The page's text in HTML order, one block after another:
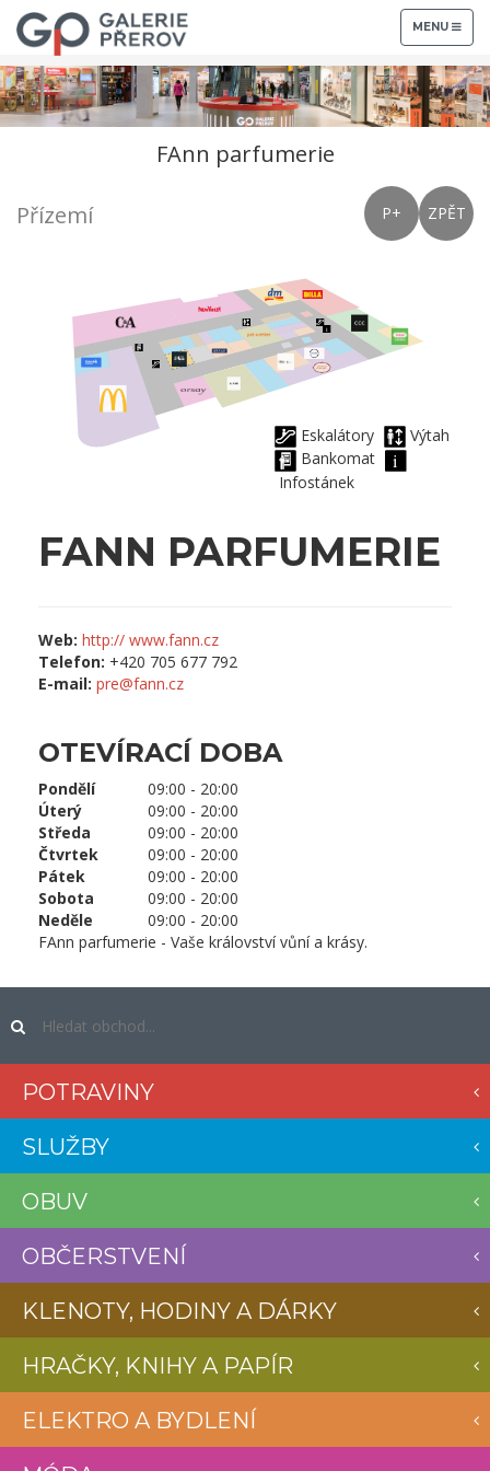
TOGGLE
NAVIGATION
MENU
FAnn parfumerie
Přízemí ZPĚT
P+
Eskalátory
Výtah
Bankomat
Infostánek
FANN PARFUMERIE
Web: http:// www.fann.cz
Telefon: +420 705 677 792
E-mail: pre@fann.cz
OTEVÍRACÍ DOBA
Pondělí
09:00 - 20:00
Úterý
09:00 - 20:00
Středa
09:00 - 20:00
Čtvrtek
09:00 - 20:00
Pátek
09:00 - 20:00
Sobota
09:00 - 20:00
Neděle
09:00 - 20:00
FAnn parfumerie - Vaše království vůní a krásy.
POTRAVINY
SLUŽBY
OBUV
OBČERSTVENÍ
KLENOTY, HODINY A DÁRKY
HRAČKY, KNIHY A PAPÍR
ELEKTRO A BYDLENÍ